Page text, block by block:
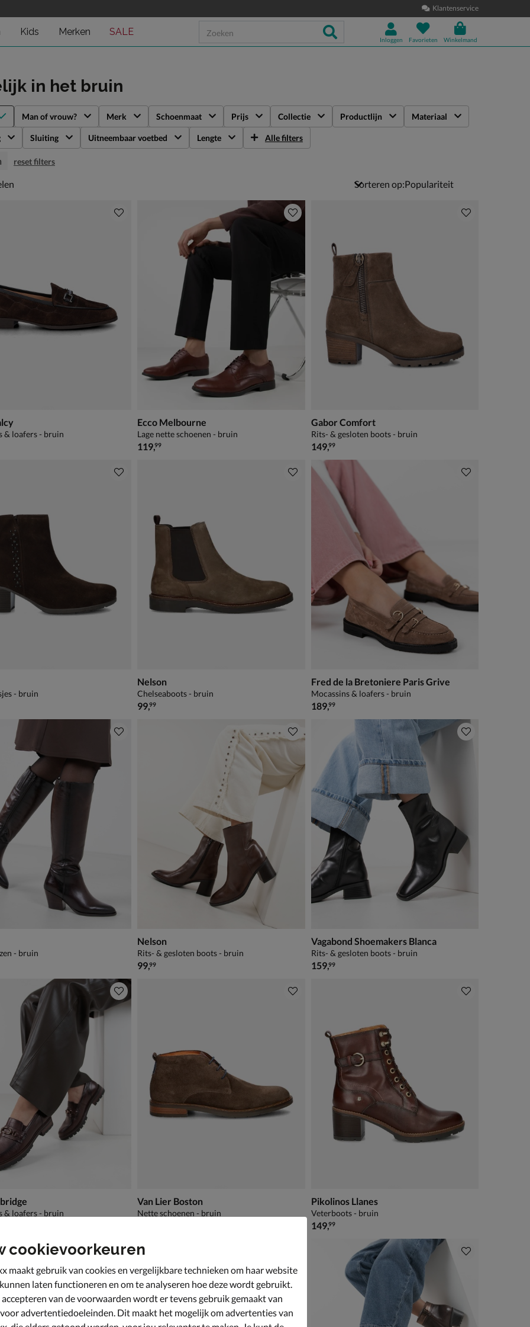
Klantenservice
Kids Merken SALE
Inloggen Favorieten Winkelmand
in het bruin
Man of vrouw? Merk Schoenmaat Prijs Collectie Productlijn Materiaal
Sluiting Uitneembaar voetbed Lengte Alle filters
reset filters
Sorteren op:
& loafers - bruin
Ecco Melbourne
Lage nette schoenen - bruin
€ 119,99
119,99
Gabor Comfort
Rits- & gesloten boots - bruin
€ 149,99
149,99
- bruin
Nelson
Chelseaboots - bruin
€ 99,99
99,99
Fred de la Bretoniere Paris Grive
Mocassins & loafers - bruin
€ 189,99
189,99
- bruin
Nelson
Rits- & gesloten boots - bruin
€ 99,99
99,99
Vagabond Shoemakers Blanca
Rits- & gesloten boots - bruin
€ 159,99
159,99
& loafers - bruin
Van Lier Boston
Nette schoenen - bruin
Pikolinos Llanes
Veterboots - bruin
€ 149,99
149,99
cookievoorkeuren
maakt gebruik van cookies en vergelijkbare technieken om haar website
laten functioneren en om te analyseren hoe deze wordt gebruikt.
van de voorwaarden wordt er tevens gebruik gemaakt van
advertentiedoeleinden. Dit maakt het mogelijk om advertenties van